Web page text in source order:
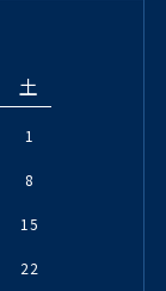
土
1
8
15
22